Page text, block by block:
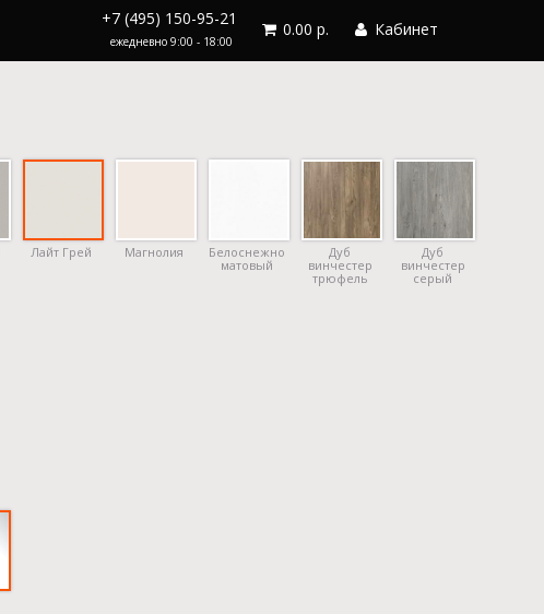
+7 (495) 150-95-21
ежедневно 9:00 - 18:00
0.00 р. Кабинет
Лайт Грей Магнолия
Белоснежно
матовый
Дуб
винчестер
трюфель
Дуб
винчестер
серый